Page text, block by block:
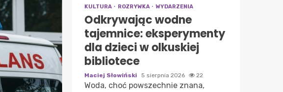
KULTURA ROZRYWKA WYDARZENIA
Odkrywając wodne
tajemnice: eksperymenty
dla dzieci w olkuskiej
bibliotece
Maciej Słowiński 5 sierpnia 2026 22
Woda, choć powszechnie znana,